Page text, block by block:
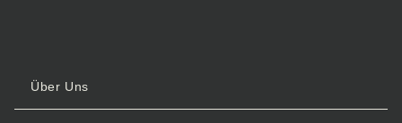
Gönner oder Passivmitglied werden
Über Uns